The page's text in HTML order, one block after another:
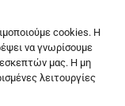
cookies. Η
να γνωρίσουμε
μας. Η μη
λειτουργίες